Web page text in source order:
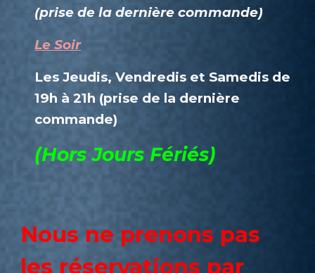
(prise de la dernière commande)
Le Soir
Les Jeudis, Vendredis et Samedis de
19h à 21h (prise de la dernière
commande)
(Hors Jours Fériés)
Nous ne prenons pas
les réservations par